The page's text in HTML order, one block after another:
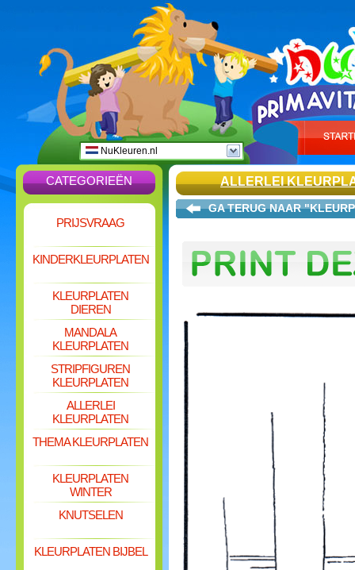
NuKleuren.nl
CATEGORIEËN
PRIJSVRAAG
KINDERKLEURPLATEN
KLEURPLATEN
DIEREN
MANDALA
KLEURPLATEN
STRIPFIGUREN
KLEURPLATEN
ALLERLEI
KLEURPLATEN
THEMA KLEURPLATEN
KLEURPLATEN
WINTER
KNUTSELEN
KLEURPLATEN BIJBEL
ALLERLEI
GA TERUG NAAR